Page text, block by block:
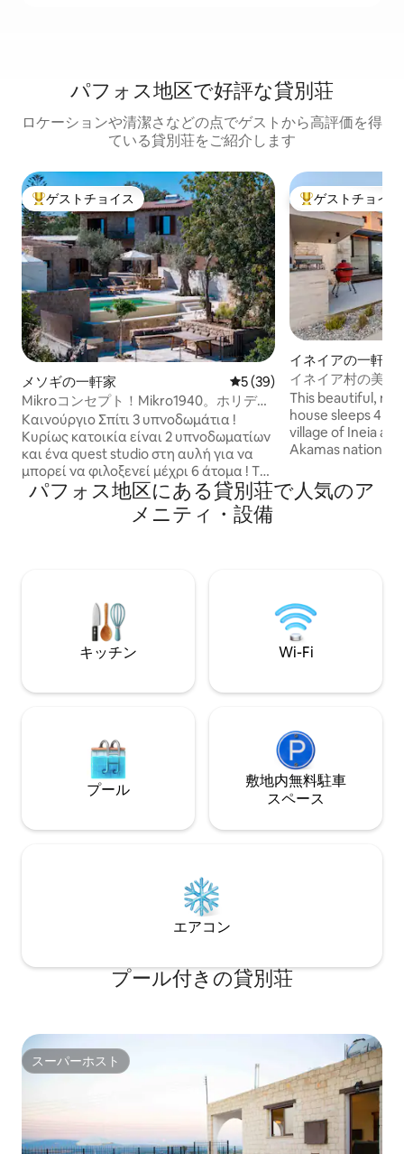
パフォス地区で好評な貸別荘
ロケーションや清潔さなどの点でゲストから高評価を得
ている貸別荘をご紹介します
大好評のゲストチョイスです。
ゲストチョイス
メソギの一軒家 レビュー39件、5つ星中5つ
5 (39)
Mikroコンセプト！Mikro1940。ホリデー
ライフスタイルハウス
Καινούργιο Σπίτι 3 υπνοδωμάτια !
Κυρίως κατοικία είναι 2 υπνοδωματίων
και ένα quest studio στη αυλή για να
μπορεί να φιλοξενεί μέχρι 6 άτομα ! Το
studio είναι ανοιχτό μόνο όταν έχει
κράτηση για 6 άτομα και στην
περίπτωση 2,3,4 ατόμων παραμένει
επιπλέον κοστος. Εχει ωραία θέα
πράσινο και από τα δωμάτια θάλασσα!
Μεσογη είναι 5 λεπτά από το κέντρο
στη Πάφο !
大好評のゲスト
ゲストチョイス
イネイアの一軒家
イネイア村の美し
This beautiful,
house sleeps 4 in
village of Ineia at
Akamas national
everything you
relaxing break. Optionally, you can rent it
パフォス地区にある貸別荘で人気のア
メニティ・設備
キッチン Wi-Fi
プール
敷地内無料駐⁠車
ス⁠ペ⁠ー⁠ス
エアコン
プール付きの貸別荘
スーパーホスト
スーパーホスト